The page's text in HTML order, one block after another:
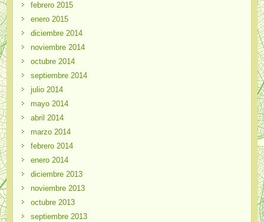
febrero 2015
enero 2015
diciembre 2014
noviembre 2014
octubre 2014
septiembre 2014
julio 2014
mayo 2014
abril 2014
marzo 2014
febrero 2014
enero 2014
diciembre 2013
noviembre 2013
octubre 2013
septiembre 2013